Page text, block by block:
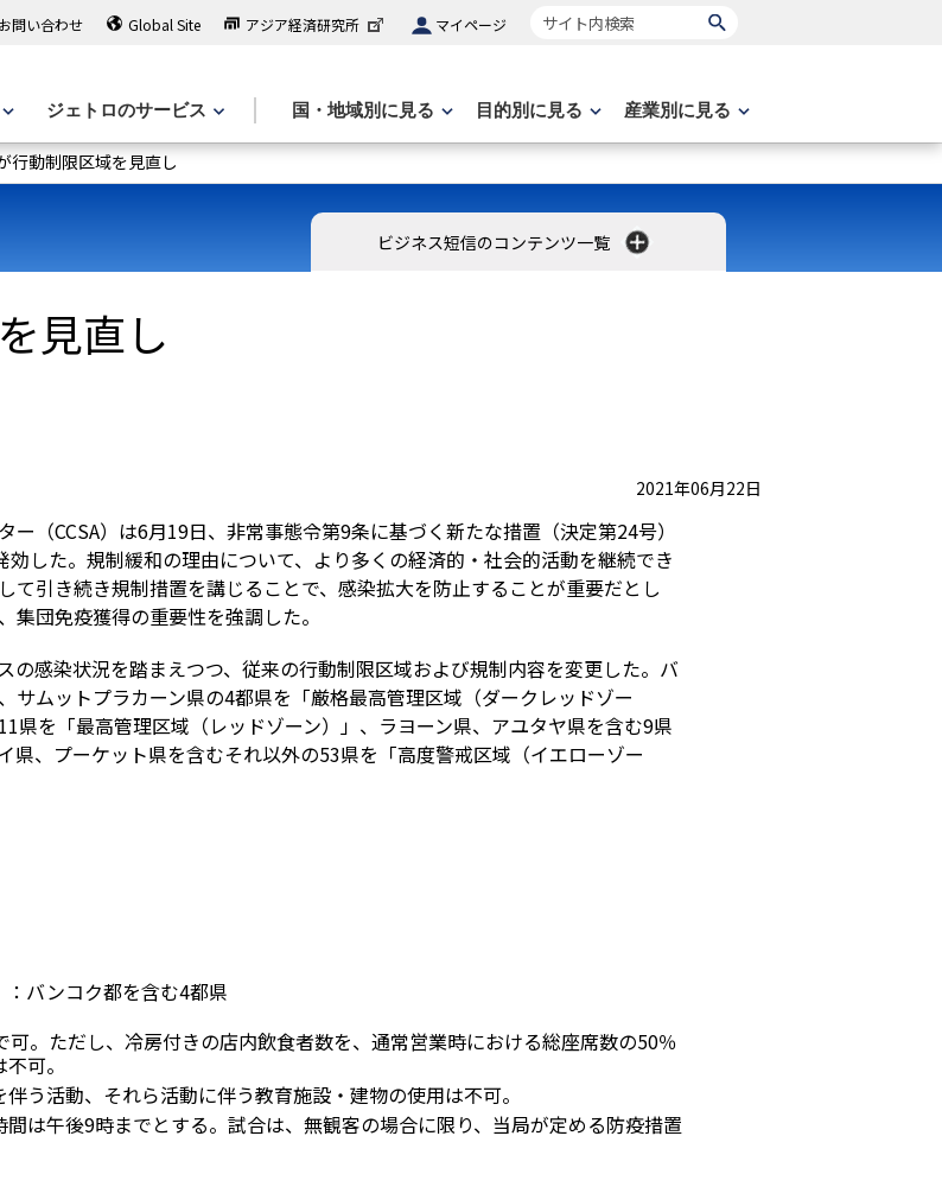
お問い合わせ Global Site アジア経済研究所 マイページ サイト内検索
ジェトロのサービス 国・地域別に見る 目的別に見る 産業別に見る
行動制限区域を見直し
ビジネス短信のコンテンツ一覧
見直し
2021年06月22日
（CCSA）は6月19日、非常事態令第9条に基づく新たな措置（決定第24号）
した。規制緩和の理由について、より多くの経済的・社会的活動を継続でき
て引き続き規制措置を講じることで、感染拡大を防止することが重要だとし
団免疫獲得の重要性を強調した。
の感染状況を踏まえつつ、従来の行動制限区域および規制内容を変更した。バ
サムットプラカーン県の4都県を「厳格最高管理区域（ダークレッドゾー
県を「最高管理区域（レッドゾーン）」、ラヨーン県、アユタヤ県を含む9県
県、プーケット県を含むそれ以外の53県を「高度警戒区域（イエローゾー
：バンコク都を含む4都県
。ただし、冷房付きの店内飲食者数を、通常営業時における総座席数の50％
可。
う活動、それら活動に伴う教育施設・建物の使用は不可。
は午後9時までとする。試合は、無観客の場合に限り、当局が定める防疫措置